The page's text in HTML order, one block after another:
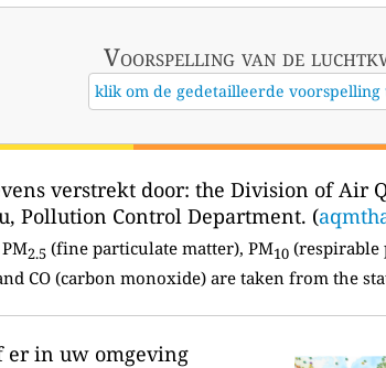
Voorspelling van de
klik om de gedetailleerde
verstrekt door: the Division of Air
Pollution Control Department. (
2.5 (fine particulate matter), PM10 (respirable
CO (carbon monoxide) are taken from the
er in uw omgeving